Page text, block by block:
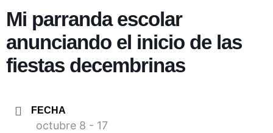
Mi parranda escolar
anunciando el inicio de las
fiestas decembrinas
FECHA
octubre 8 - 17